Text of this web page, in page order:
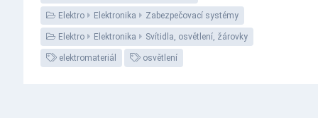
Elektro Elektronika Zabezpečovací systémy
Elektro Elektronika Svítidla, osvětlení, žárovky
elektromateriál osvětlení